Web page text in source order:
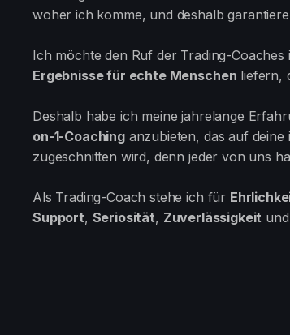
woher ich komme, und deshalb
Ich möchte den Ruf der Trading-
Ergebnisse für echte Menschen liefern,
Deshalb habe ich meine jahrelange
on-1-Coachinganzubieten, das auf deine
zugeschnitten wird, denn jeder von uns
Als Trading-Coach stehe ich für
Support, Seriosität, Zuverlässigkeit und